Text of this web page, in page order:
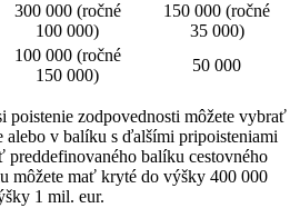
300 000 (ročné
100 000)
150 000 (ročné
35 000)
100 000 (ročné
150 000)
50 000
poistenie zodpovednosti môžete vybrať
alebo v balíku s ďalšími pripoisteniami
preddefinovaného balíku cestovného
môžete mať kryté do výšky 400 000
1 mil. eur.